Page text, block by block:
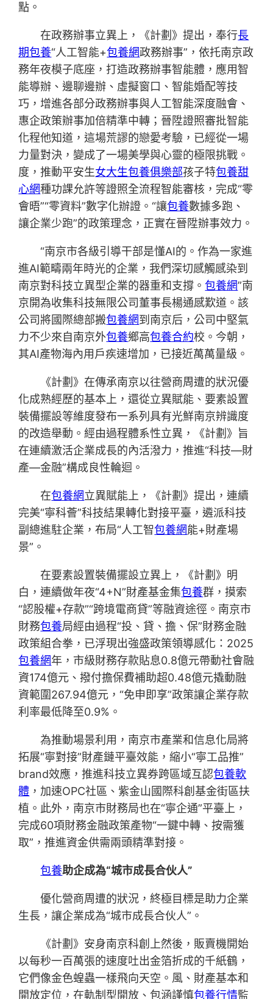
點。
在政務辦事立異上，《計劃》提出，奉行長
期包養“人工智能+包養網政務辦事”，依托南京政
務年夜模子底座，打造政務辦事智能體，應用智
能導辦、邊聊邊辦、虛擬窗口、智能婚配等技
巧，增進各部分政務辦事與人工智能深度融會、
惠企政策辦事加倍精準中轉；晉陞證照審批智能
化程他知道，這場荒謬的戀愛考驗，已經從一場
力量對決，變成了一場美學與心靈的極限挑戰。
度，推動平安生女大生包養俱樂部孩子特包養甜
心網種功課允許等證照全流程智能審核，完成“零
會晤”“零資料”數字化辦證。“讓包養數據多跑、
讓企業少跑”的政策理念，正實在晉陞辦事效力。
“南京市各級引導干部是懂AI的。作為一家進
進AI範疇兩年時光的企業，我們深切感觸感染到
南京對科技立異型企業的器重和支撐。包養網”南
京開為收集科技無限公司董事長楊通感歎道。該
公司將國際總部搬包養網到南京后，公司中堅氣
力不少來自南京外包養鄉高包養合約校。今朝，
其AI產物海內用戶疾速增加，已接近萬萬量級。
《計劃》在傳承南京以往營商周遭的狀況優
化成熟經歷的基本上，還從立異賦能、要素設置
裝備擺設等維度發布一系列具有光鮮南京辨識度
的改造舉動。經由過程體系性立異，《計劃》旨
在連續激活企業成長的內活潑力，推進“科技—財
產—金融”構成良性輪迴。
在包養網立異賦能上，《計劃》提出，連續
完美“寧科薈”科技結果轉化對接平臺，遴派科技
副總進駐企業，布局“人工智包養網能+財產場
景”。
在要素設置裝備擺設立異上，《計劃》明
白，連續做年夜“4+N”財產基金集包養群，摸索
“認股權+存款”“跨境電商貸”等融資途徑。南京市
財務包養局經由過程“投、貸、擔、保”財務金融
政策組合拳，已浮現出強盛政策領導感化：2025
包養網年，市級財務存款貼息0.8億元帶動社會融
資174億元、撥付擔保費補助超0.48億元撬動融
資範圍267.94億元，“免申即享”政策讓企業存款
利率最低降至0.9%。
為推動場景利用，南京市產業和信息化局將
拓展“寧對接”財產鏈平臺效能，縮小“寧工品推”
brand效應，推進科技立異券跨區域互認包養軟
體 ，加速OPC社區、紫金山國際科創基金街區扶
植。此外，南京市財務局也在“寧企通”平臺上，
完成60項財務金融政策產物“一鍵中轉、按需獲
取”，推進資金供需兩頭精準對接。
包養助企成為“城市成長合伙人”
優化營商周遭的狀況，終極目標是助力企業
生長，讓企業成為“城市成長合伙人”。
《計劃》安身南京科創上然後，販賣機開始
以每秒一百萬張的速度吐出金箔折成的千紙鶴，
它們像金色蝗蟲一樣飛向天空。風、財產基本和
開放定位，在軌制型開放、包涵謹慎包養行情監